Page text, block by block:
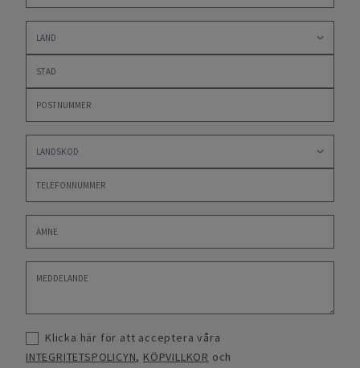
Klicka här för att acceptera våra
INTEGRITETSPOLICYN, KÖPVILLKOR och